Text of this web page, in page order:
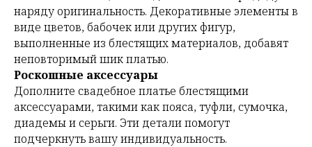
наряду оригинальность. Декоративные элементы в
виде цветов, бабочек или других фигур,
выполненные из блестящих материалов, добавят
неповторимый шик платью.
Роскошные аксессуары
Дополните свадебное платье блестящими
аксессуарами, такими как пояса, туфли, сумочка,
диадемы и серьги. Эти детали помогут
подчеркнуть вашу индивидуальность.